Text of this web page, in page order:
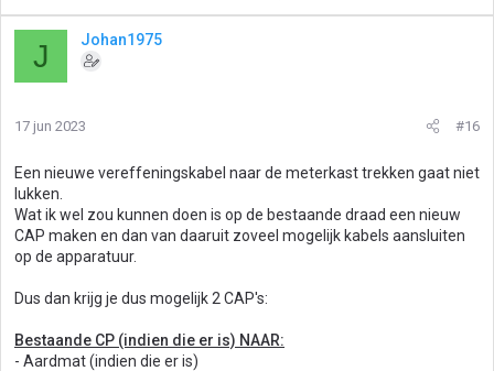
J Johan1975
17 jun 2023 #16
Een nieuwe vereffeningskabel naar de meterkast trekken gaat niet
lukken.
Wat ik wel zou kunnen doen is op de bestaande draad een nieuw
CAP maken en dan van daaruit zoveel mogelijk kabels aansluiten
op de apparatuur.
Dus dan krijg je dus mogelijk 2 CAP's:
Bestaande CP (indien die er is) NAAR:
- Aardmat (indien die er is)